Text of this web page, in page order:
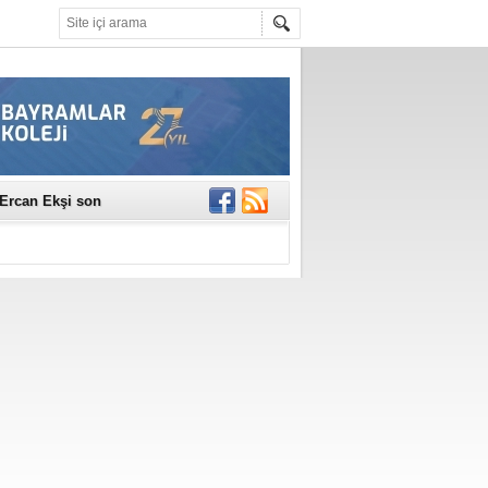
Ercan Ekşi son
Selahattin
Değerli